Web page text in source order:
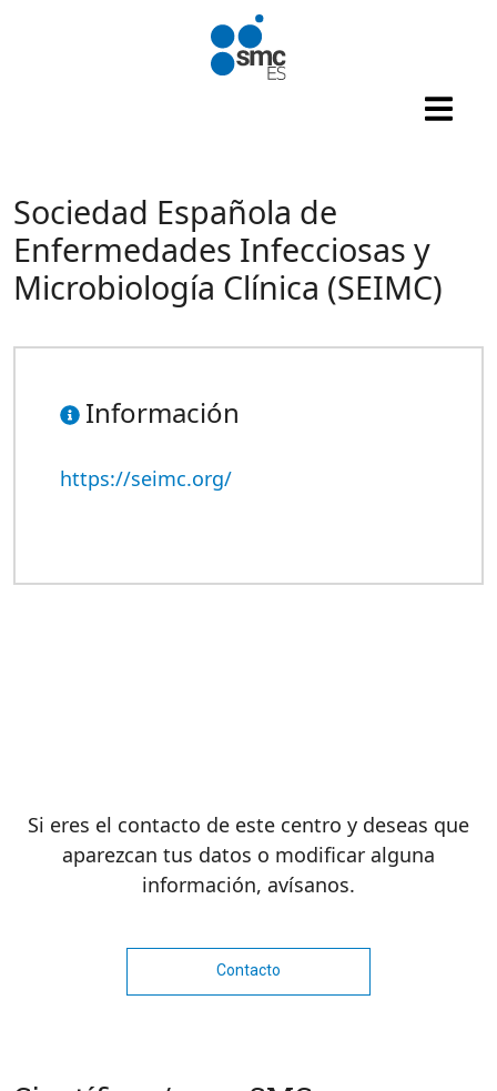
Pasar al contenido principal
Sociedad Española de
Enfermedades Infecciosas y
Microbiología Clínica (SEIMC)
Información
https://seimc.org/
Si eres el contacto de este centro y deseas que
aparezcan tus datos o modificar alguna
información, avísanos.
Contacto